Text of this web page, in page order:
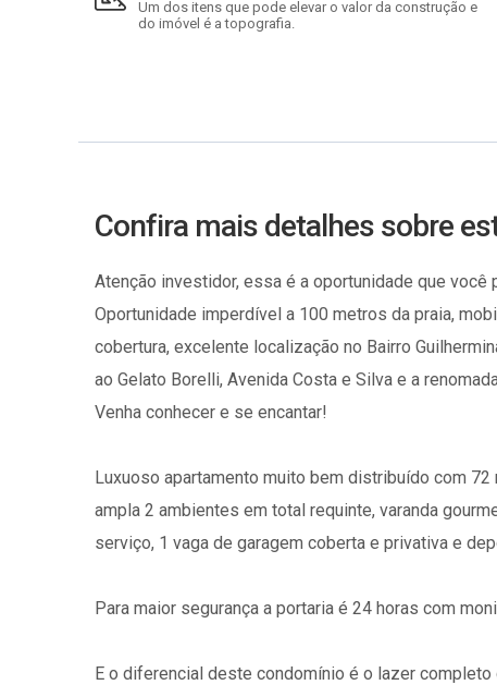
Um dos itens que pode elevar o valor da construção e
do imóvel é a topografia.
Confira mais detalhes sobre
Atenção investidor, essa é a oportunidade que você
Oportunidade imperdível a 100 metros da praia,
cobertura, excelente localização no Bairro
ao Gelato Borelli, Avenida Costa e Silva e a
Venha conhecer e se encantar!
Luxuoso apartamento muito bem distribuído com
ampla 2 ambientes em total requinte, varanda
serviço, 1 vaga de garagem coberta e privativa e
Para maior segurança a portaria é 24 horas com
E o diferencial deste condomínio é o lazer